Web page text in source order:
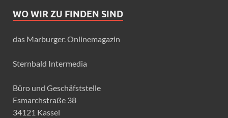
WO WIR ZU FINDEN SIND
das Marburger. Onlinemagazin
Sternbald Intermedia
Büro und Geschäfststelle
Esmarchstraße 38
34121 Kassel